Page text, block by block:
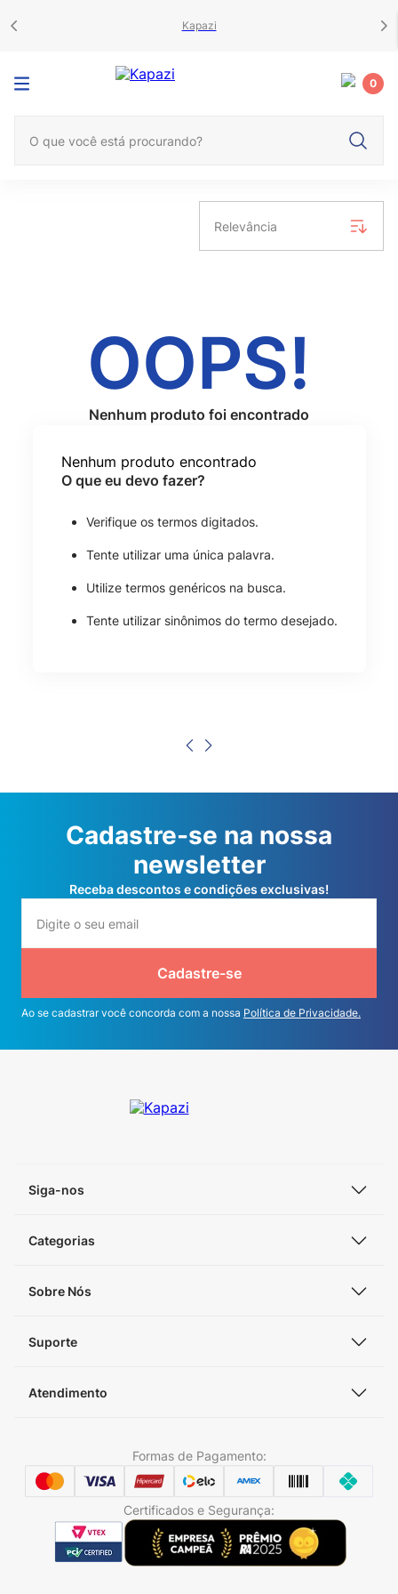
Kapazi
0
Relevância
OOPS!
Nenhum produto encontrado
O que eu devo fazer?
Verifique os termos digitados.
Tente utilizar uma única palavra.
Utilize termos genéricos na busca.
Tente utilizar sinônimos do termo desejado.
Cadastre-se na nossa
newsletter
Receba descontos e condições exclusivas!
Cadastre-se
Ao se cadastrar você concorda com a nossa Política de Privacidade.
Siga-nos
Categorias
Sobre Nós
Suporte
Atendimento
Formas de Pagamento:
Certificados e Segurança: